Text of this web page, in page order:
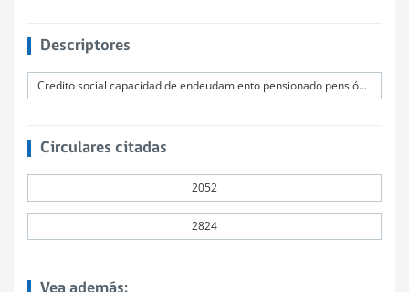
Descriptores
Credito social capacidad de endeudamiento pensionado pensión básica solidaria
Circulares citadas
2052
2824